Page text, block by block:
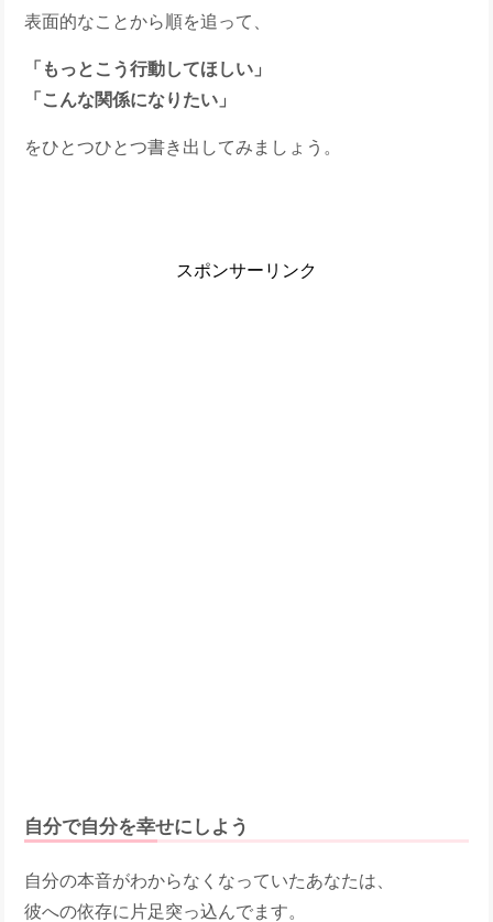
表面的なことから順を追って、
「もっとこう行動してほしい」
「こんな関係になりたい」
をひとつひとつ書き出してみましょう。
スポンサーリンク
自分で自分を幸せにしよう
自分の本音がわからなくなっていたあなたは、
彼への依存に片足突っ込んでます。